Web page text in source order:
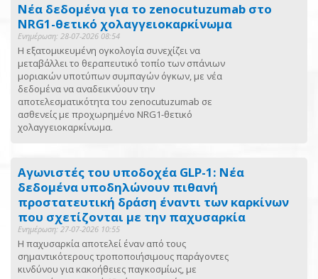
Νέα δεδομένα για το zenocutuzumab στο
NRG1-θετικό χολαγγειοκαρκίνωμα
Ενημέρωση: 28-07-2026 08:54
Η εξατομικευμένη ογκολογία συνεχίζει να
μεταβάλλει το θεραπευτικό τοπίο των σπάνιων
μοριακών υποτύπων συμπαγών όγκων, με νέα
δεδομένα να αναδεικνύουν την
αποτελεσματικότητα του zenocutuzumab σε
ασθενείς με προχωρημένο NRG1-θετικό
χολαγγειοκαρκίνωμα.
Αγωνιστές του υποδοχέα GLP-1: Νέα
δεδομένα υποδηλώνουν πιθανή
προστατευτική δράση έναντι των καρκίνων
που σχετίζονται με την παχυσαρκία
Ενημέρωση: 27-07-2026 10:55
Η παχυσαρκία αποτελεί έναν από τους
σημαντικότερους τροποποιήσιμους παράγοντες
κινδύνου για κακοήθειες παγκοσμίως, με